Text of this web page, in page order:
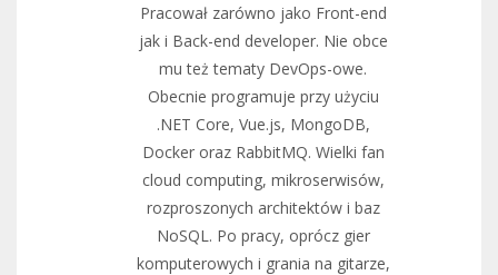
Pracował zarówno jako Front-end
jak i Back-end developer. Nie obce
mu też tematy DevOps-owe.
Obecnie programuje przy użyciu
.NET Core, Vue.js, MongoDB,
Docker oraz RabbitMQ. Wielki fan
cloud computing, mikroserwisów,
rozproszonych architektów i baz
NoSQL. Po pracy, oprócz gier
komputerowych i grania na gitarze,